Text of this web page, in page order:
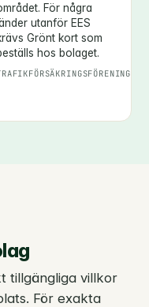
För några
utanför EES
Grönt kort som
hos bolaget.
tillgängliga villkor
För exakta